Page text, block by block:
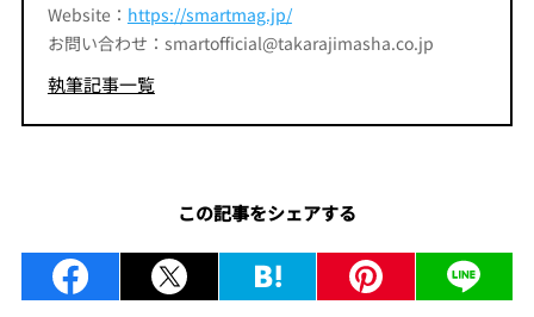
Website： https://smartmag.jp/
お問い合わせ：smartofficial@takarajimasha.co.jp
執筆記事一覧
この記事をシェアする